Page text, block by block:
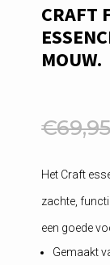
CRAFT
MOUW.
€69,95
Het Craft
zachte,
een goede
Gemaakt